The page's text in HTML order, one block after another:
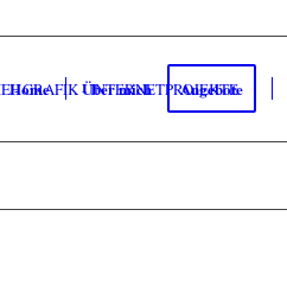
Home Über mich Angebote